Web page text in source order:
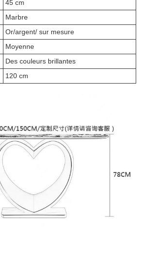
45 cm
Marbre
Or/argent/ sur mesure
Moyenne
Des couleurs brillantes
120 cm